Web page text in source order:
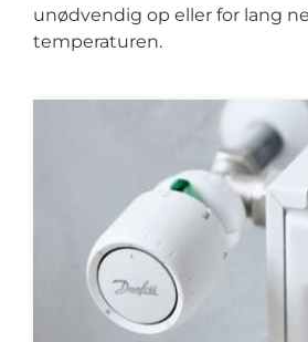
unødvendig op eller for lang
temperaturen.